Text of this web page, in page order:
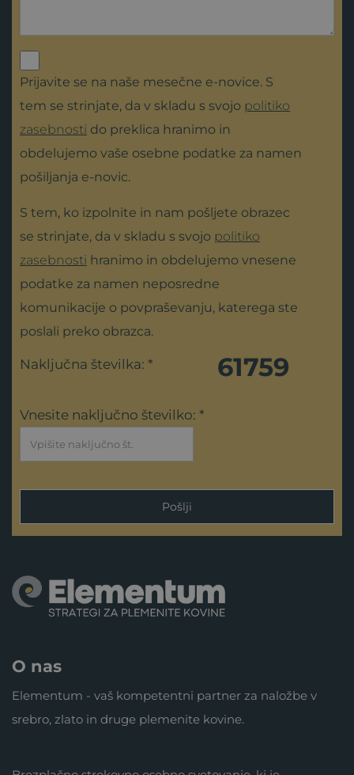
Prijavite se na naše mesečne e-novice. S
tem se strinjate, da v skladu s svojo politiko
zasebnosti do preklica hranimo in
obdelujemo vaše osebne podatke za namen
pošiljanja e-novic.
S tem, ko izpolnite in nam pošljete obrazec
se strinjate, da v skladu s svojo politiko
zasebnosti hranimo in obdelujemo vnesene
podatke za namen neposredne
komunikacije o povpraševanju, katerega ste
poslali preko obrazca.
Naključna številka: * 61759
Vnesite naključno številko: *
Pošlji
O nas
Elementum - vaš kompetentni partner za naložbe v
srebro, zlato in druge plemenite kovine.